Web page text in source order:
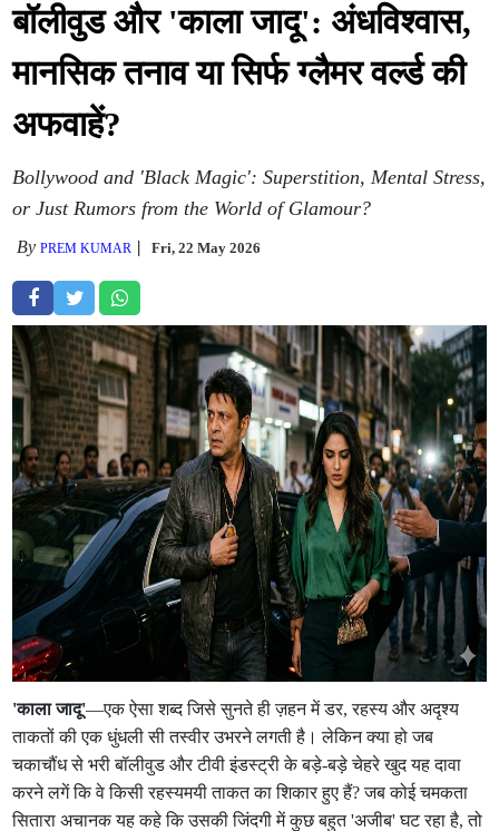
बॉलीवुड और 'काला जादू': अंधविश्वास,
मानसिक तनाव या सिर्फ ग्लैमर वर्ल्ड की
अफवाहें?
Bollywood and 'Black Magic': Superstition, Mental Stress,
or Just Rumors from the World of Glamour?
ByPREM KUMAR Fri, 22 May 2026
'काला जादू'—एक ऐसा शब्द जिसे सुनते ही ज़हन में डर, रहस्य और अदृश्य
ताकतों की एक धुंधली सी तस्वीर उभरने लगती है। लेकिन क्या हो जब
चकाचौंध से भरी बॉलीवुड और टीवी इंडस्ट्री के बड़े-बड़े चेहरे खुद यह दावा
करने लगें कि वे किसी रहस्यमयी ताकत का शिकार हुए हैं? जब कोई चमकता
सितारा अचानक यह कहे कि उसकी जिंदगी में कुछ बहुत 'अजीब' घट रहा है, तो